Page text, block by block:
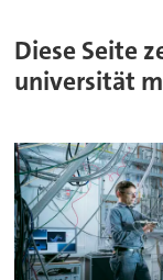
Diese Seite
universität